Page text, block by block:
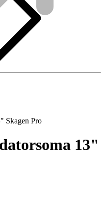
Skagen Pro
13"